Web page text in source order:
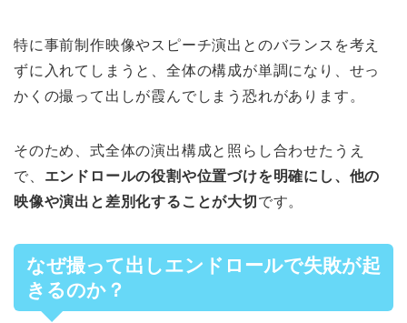
特に事前制作映像やスピーチ演出とのバランスを考え
ずに入れてしまうと、全体の構成が単調になり、せっ
かくの撮って出しが霞んでしまう恐れがあります。
そのため、式全体の演出構成と照らし合わせたうえ
で、 エンドロールの役割や位置づけを明確にし、他の
映像や演出と差別化することが大切 です。
なぜ撮って出しエンドロールで失敗が起
きるのか？